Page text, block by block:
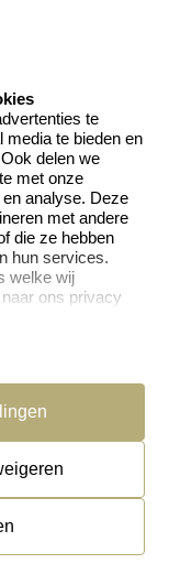
opnemen
vragen
te
media te bieden en
delen we
met onze
analyse. Deze
met andere
die ze hebben
hun services.
welke wij
ons privacy